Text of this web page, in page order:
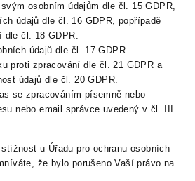
osobním údajům dle čl. 15 GDPR,
údajů dle čl. 16 GDPR, popřípadě
dle čl. 18 GDPR.
údajů dle čl. 17 GDPR.
proti zpracování dle čl. 21 GDPR a
údajů dle čl. 20 GDPR.
se zpracováním písemně nebo
nebo email správce uvedený v čl. III
u Úřadu pro ochranu osobních
že bylo porušeno Vaší právo na